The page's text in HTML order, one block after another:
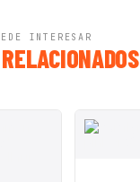
INTERESAR
RELACIONADOS